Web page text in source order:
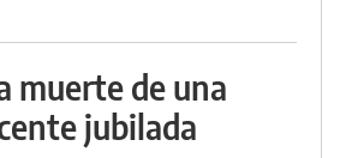
muerte de una
jubilada